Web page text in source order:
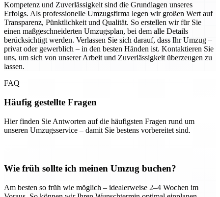
Kompetenz und Zuverlässigkeit sind die Grundlagen unseres
Erfolgs. Als professionelle Umzugsfirma legen wir großen Wert auf
Transparenz, Pünktlichkeit und Qualität. So erstellen wir für Sie
einen maßgeschneiderten Umzugsplan, bei dem alle Details
berücksichtigt werden. Verlassen Sie sich darauf, dass Ihr Umzug –
privat oder gewerblich – in den besten Händen ist. Kontaktieren Sie
uns, um sich von unserer Arbeit und Zuverlässigkeit überzeugen zu
lassen.
FAQ
Häufig gestellte Fragen
Hier finden Sie Antworten auf die häufigsten Fragen rund um
unseren Umzugsservice – damit Sie bestens vorbereitet sind.
Wie früh sollte ich meinen Umzug buchen?
Am besten so früh wie möglich – idealerweise 2–4 Wochen im